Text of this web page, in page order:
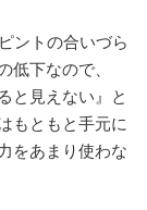
ントの合いづら
低下なので、
と見えない』と
もともと手元に
をあまり使わな